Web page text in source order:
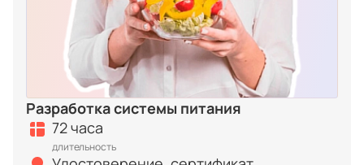
Разработка системы питания
72 часа
длительность